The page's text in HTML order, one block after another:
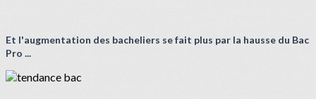
Et l'augmentation des bacheliers se fait plus par la hausse du Bac
Pro ...